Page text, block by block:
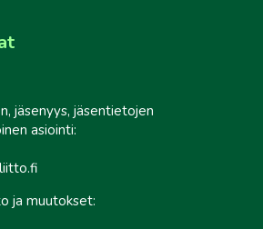
jäsenyys, jäsentietojen
asiointi:
ja muutokset: